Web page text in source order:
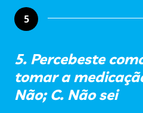
5
5. Percebeste
tomar a
Não; C. Não sei